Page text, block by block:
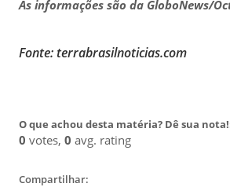
As informações são da GloboNews/
Fonte: terrabrasilnoticias.com
O que achou desta matéria? Dê sua
0 votes, 0 avg. rating
Compartilhar: